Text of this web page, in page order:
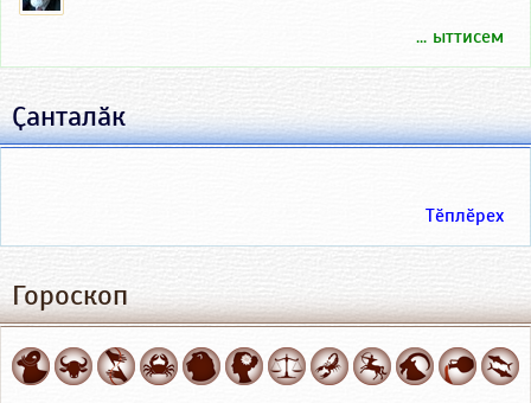
... ыттисем
Ҫанталӑк
Тӗплӗрех
Гороскоп